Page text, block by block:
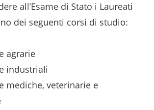
all’Esame di Stato i Laureati
dei seguenti corsi di studio:
agrarie
industriali
mediche, veterinarie e